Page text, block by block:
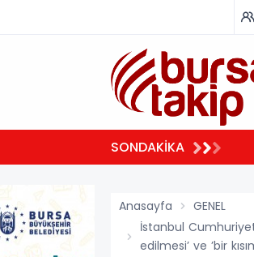
SONDAKİKA
Ankara’ya sevk edildi
Anasayfa
GENEL
İstanbul Cumhuriyet
edilmesi’ ve ’bir